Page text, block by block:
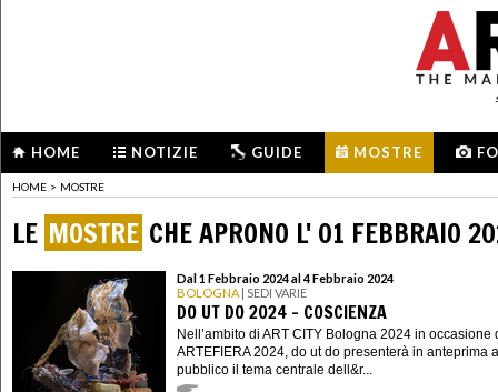
HOME NOTIZIE GUIDE MOSTRE
HOME > MOSTRE
LE MOSTRE CHE APRONO L' 01 FEBBRAIO
Dal 1 Febbraio 2024 al 4 Febbraio 2024
BOLOGNA | SEDI VARIE
DO UT DO 2024 - COSCIENZA
Nell’ambito di ART CITY Bologna 2024 in occasione
ARTEFIERA 2024, do ut do presenterà in anteprima
pubblico il tema centrale dell&r...